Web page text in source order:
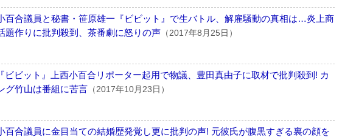
百合議員と秘書・笹原雄一『ビビット』で生バトル、解雇騒動の真相は…炎上商
題作りに批判殺到、茶番劇に怒りの声 （2017年8月25日）
ビビット』上西小百合リポーター起用で物議、豊田真由子に取材で批判殺到! カ
グ竹山は番組に苦言 （2017年10月23日）
百合議員に金目当ての結婚歴発覚し更に批判の声! 元彼氏が腹黒すぎる裏の顔を